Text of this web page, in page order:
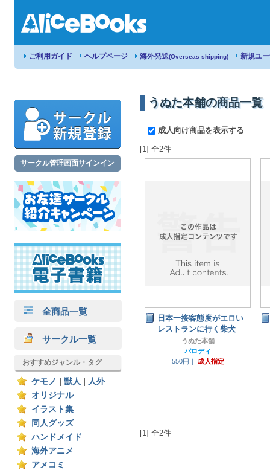
ご利用ガイド ヘルプページ 海外発送(Overseas shipping) 新規ユ
サークル管理画面サインイン
全商品一覧
サークル一覧
おすすめジャンル・タグ
ケモノ 獣人
人外
オリジナル
イラスト集
同人グッズ
ハンドメイド
海外アニメ
アメコミ
うぬた本舗の商品一覧
成人向け商品を表示する
[1] 全2件
日本一接客態度がエロい
レストランに行く柴犬
うぬた本舗
パロディ
550円｜
成人指定
[1] 全2件